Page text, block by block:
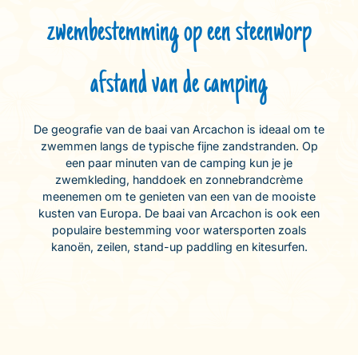
zwembestemming op een steenworp
afstand van de camping
De geografie van de baai van Arcachon is ideaal om te
zwemmen langs de typische fijne zandstranden. Op
een paar minuten van de camping kun je je
zwemkleding, handdoek en zonnebrandcrème
meenemen om te genieten van een van de mooiste
kusten van Europa. De baai van Arcachon is ook een
populaire bestemming voor watersporten zoals
kanoën, zeilen, stand-up paddling en kitesurfen.